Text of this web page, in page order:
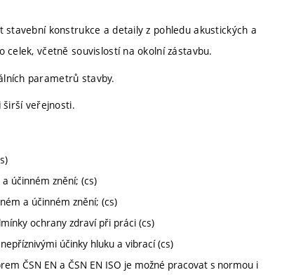
konstrukce a detaily z pohledu akustických a
celek, včetně souvislostí na okolní zástavbu.
parametrů stavby.
širší veřejnosti.
účinném znění; (cs)
a účinném znění; (cs)
ochrany zdraví při práci (cs)
účinky hluku a vibrací (cs)
ČSN EN a ČSN EN ISO je možné pracovat s normou i